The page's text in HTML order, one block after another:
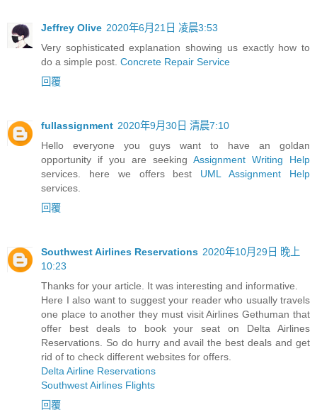
Jeffrey Olive 2020年6月21日 凌晨3:53
Very sophisticated explanation showing us exactly how to
do a simple post. Concrete Repair Service
回覆
fullassignment 2020年9月30日 清晨7:10
Hello everyone you guys want to have an goldan
opportunity if you are seeking Assignment Writing Help
services. here we offers best UML Assignment Help
services.
回覆
Southwest Airlines Reservations 2020年10月29日 晚上
10:23
Thanks for your article. It was interesting and informative.
Here I also want to suggest your reader who usually travels
one place to another they must visit Airlines Gethuman that
offer best deals to book your seat on Delta Airlines
Reservations. So do hurry and avail the best deals and get
rid of to check different websites for offers.
Delta Airline Reservations
Southwest Airlines Flights
回覆